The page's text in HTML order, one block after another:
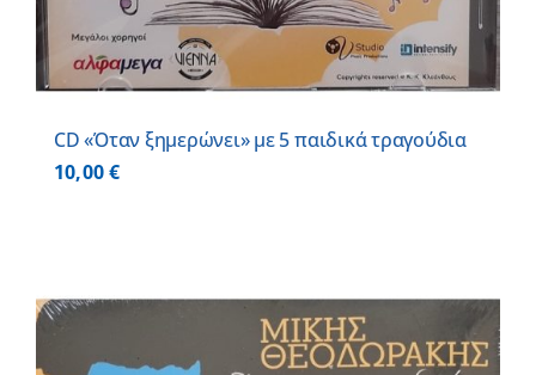
CD «Όταν ξημερώνει» με 5 παιδικά τραγούδια
10,00€